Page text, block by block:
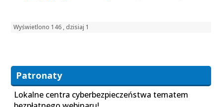
Wyświetlono 146 , dzisiaj 1
Patronaty
Lokalne centra cyberbezpieczeństwa tematem